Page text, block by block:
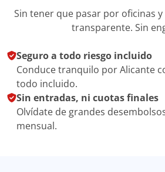
Sin tener que pasar por oficinas y
transparente. Sin
Seguro a todo riesgo incluido
Conduce tranquilo por Alicante
todo incluido.
Sin entradas, ni cuotas finales
Olvídate de grandes
mensual.